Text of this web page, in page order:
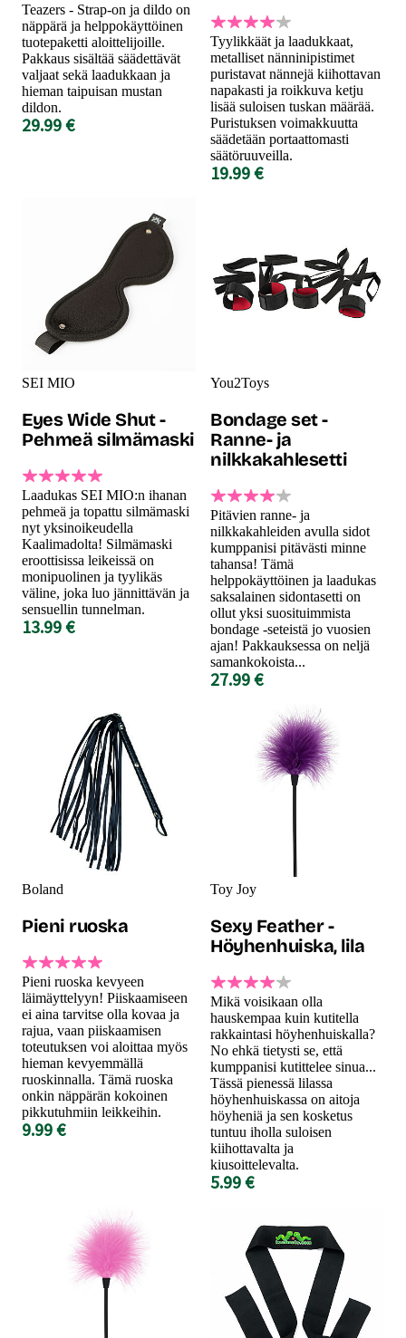
Teazers - Strap-on ja dildo on
näppärä ja helppokäyttöinen
tuotepaketti aloittelijoille.
Pakkaus sisältää säädettävät
valjaat sekä laadukkaan ja
hieman taipuisan mustan
dildon.
29.99 €
Tyylikkäät ja laadukkaat,
metalliset nänninipistimet
puristavat nännejä kiihottavan
napakasti ja roikkuva ketju
lisää suloisen tuskan määrää.
Puristuksen voimakkuutta
säädetään portaattomasti
säätöruuveilla.
19.99 €
SEI MIO
Eyes Wide Shut -
Pehmeä silmämaski
Laadukas SEI MIO:n ihanan
pehmeä ja topattu silmämaski
nyt yksinoikeudella
Kaalimadolta! Silmämaski
eroottisissa leikeissä on
monipuolinen ja tyylikäs
väline, joka luo jännittävän ja
sensuellin tunnelman.
13.99 €
You2Toys
Bondage set -
Ranne- ja
nilkkakahlesetti
Pitävien ranne- ja
nilkkakahleiden avulla sidot
kumppanisi pitävästi minne
tahansa! Tämä
helppokäyttöinen ja laadukas
saksalainen sidontasetti on
ollut yksi suosituimmista
bondage -seteistä jo vuosien
ajan! Pakkauksessa on neljä
samankokoista...
27.99 €
Boland
Pieni ruoska
Pieni ruoska kevyeen
läimäyttelyyn! Piiskaamiseen
ei aina tarvitse olla kovaa ja
rajua, vaan piiskaamisen
toteutuksen voi aloittaa myös
hieman kevyemmällä
ruoskinnalla. Tämä ruoska
onkin näppärän kokoinen
pikkutuhmiin leikkeihin.
9.99 €
Toy Joy
Sexy Feather -
Höyhenhuiska, lila
Mikä voisikaan olla
hauskempaa kuin kutitella
rakkaintasi höyhenhuiskalla?
No ehkä tietysti se, että
kumppanisi kutittelee sinua...
Tässä pienessä lilassa
höyhenhuiskassa on aitoja
höyheniä ja sen kosketus
tuntuu iholla suloisen
kiihottavalta ja
kiusoittelevalta.
5.99 €